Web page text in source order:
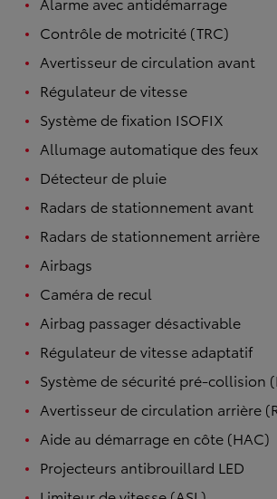
Alarme avec antidémarrage
Contrôle de motricité (TRC)
Avertisseur de circulation avant
Régulateur de vitesse
Système de fixation ISOFIX
Allumage automatique des feux
Détecteur de pluie
Radars de stationnement avant
Radars de stationnement arrière
Airbags
Caméra de recul
Airbag passager désactivable
Régulateur de vitesse adaptatif
Système de sécurité pré-collision
Avertisseur de circulation arrière
Aide au démarrage en côte (HAC)
Projecteurs antibrouillard LED